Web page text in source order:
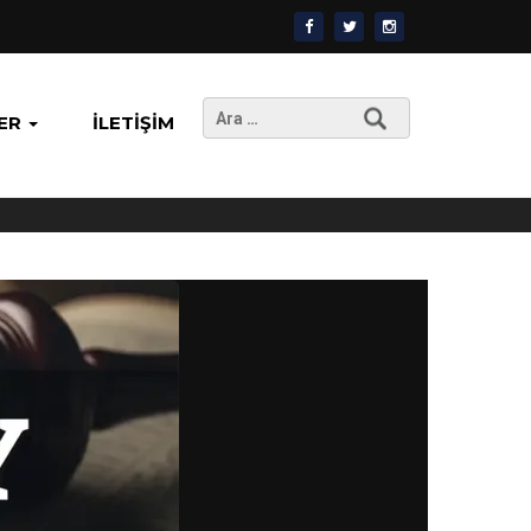
İLETIŞIM
Arama: